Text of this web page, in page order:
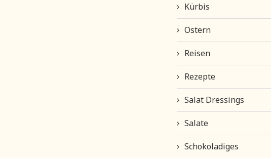
Kürbis
Ostern
Reisen
Rezepte
Salat Dressings
Salate
Schokoladiges